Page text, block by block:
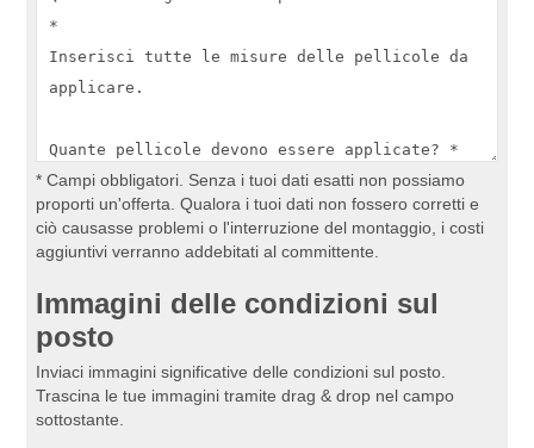
* Campi obbligatori. Senza i tuoi dati esatti non possiamo
proporti un'offerta. Qualora i tuoi dati non fossero corretti e
ciò causasse problemi o l'interruzione del montaggio, i costi
aggiuntivi verranno addebitati al committente.
Immagini delle condizioni sul
posto
Inviaci immagini significative delle condizioni sul posto.
Trascina le tue immagini tramite drag & drop nel campo
sottostante.